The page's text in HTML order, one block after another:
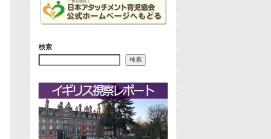
検索
検索